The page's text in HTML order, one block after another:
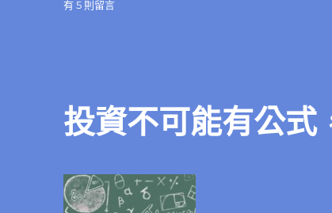
在
思
考〉
中
有 5 則留言
投資不可能有公式